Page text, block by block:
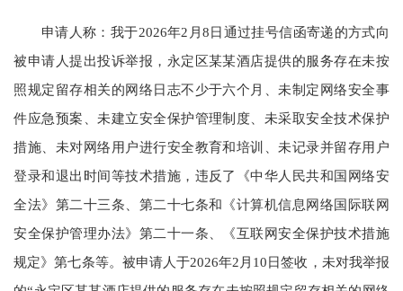
申请人称：我于2026年2月8日通过挂号信函寄递的方式向
被申请人提出投诉举报，永定区某某酒店提供的服务存在未按
照规定留存相关的网络日志不少于六个月、未制定网络安全事
件应急预案、未建立安全保护管理制度、未采取安全技术保护
措施、未对网络用户进行安全教育和培训、未记录并留存用户
登录和退出时间等技术措施，违反了《中华人民共和国网络安
全法》第二十三条、第二十七条和《计算机信息网络国际联网
安全保护管理办法》第二十一条、《互联网安全保护技术措施
规定》第七条等。被申请人于2026年2月10日签收，未对我举报